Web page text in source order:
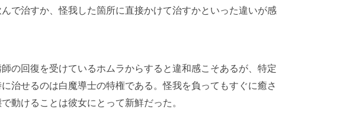
で治すか、怪我した箇所に直接かけて治すかといった違いが感
の回復を受けているホムラからすると違和感こそあるが、特定
治せるのは白魔導士の特権である。怪我を負ってもすぐに癒さ
動けることは彼女にとって新鮮だった。